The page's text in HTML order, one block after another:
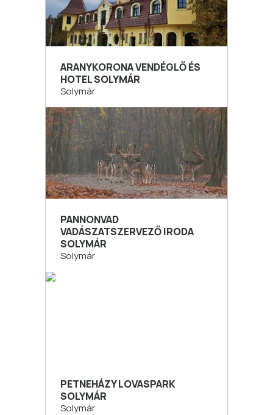
ARANYKORONA VENDÉGLŐ ÉS
HOTEL SOLYMÁR
Solymár
PANNONVAD
VADÁSZATSZERVEZŐ IRODA
SOLYMÁR
Solymár
PETNEHÁZY LOVASPARK
SOLYMÁR
Solymár